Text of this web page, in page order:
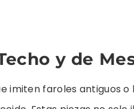
y de
imiten faroles antiguos